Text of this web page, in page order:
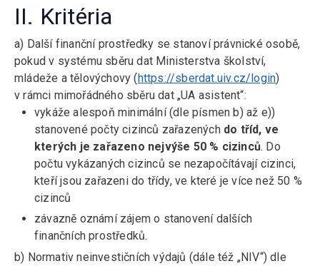
II. Kritéria
a) Další finanční prostředky se stanoví právnické osobě,
pokud v systému sběru dat Ministerstva školství,
mládeže a tělovýchovy (https://sberdat.uiv.cz/login)
v rámci mimořádného sběru dat „UA asistent“:
vykáže alespoň minimální (dle písmen b) až e))
stanovené počty cizinců zařazených do tříd, ve
kterých je zařazeno nejvýše 50 % cizinců. Do
počtu vykázaných cizinců se nezapočítávají cizinci,
kteří jsou zařazeni do třídy, ve které je více než 50 %
cizinců
závazně oznámí zájem o stanovení dalších
finančních prostředků.
b) Normativ neinvestičních výdajů (dále též „NIV“) dle